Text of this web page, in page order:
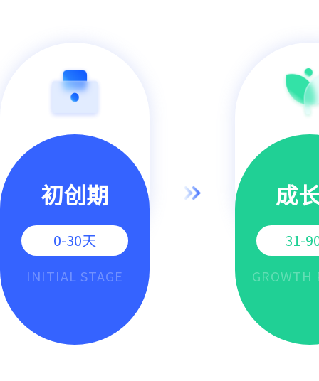
初创期
0-30天
INITIAL STAGE
成
31-
GROWTH